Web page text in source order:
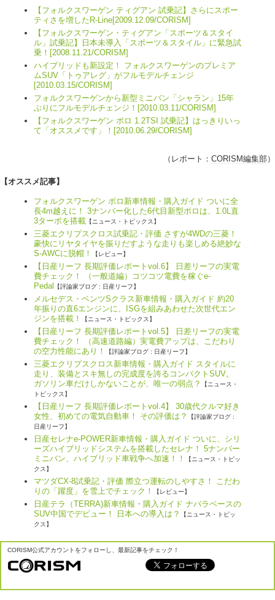
【フォルクスワーゲン ティグアン 試乗記】さらにスポー
ティさを増したR-Line[2009.12.09/CORISM]
【フォルクスワーゲン・ティグアン「スポーツ＆スタイ
ル」試乗記】日本未導入「スポーツ＆スタイル」に緊急試
乗！[2008.11.21/CORISM]
ハイブリッドも新設定！ フォルクスワーゲンのプレミア
ムSUV「トゥアレグ」がフルモデルチェンジ
[2010.03.15/CORISM]
フォルクスワーゲンから新型ミニバン「シャラン」15年
ぶりにフルモデルチェンジ！[2010.03.11/CORISM]
【フォルクスワーゲン ポロ 1.2TSI 試乗記】はっきりいっ
て「オススメです」！[2010.06.29/CORISM]
（レポート： CORISM編集部）
【オススメ記事】
フォルクスワーゲン ポロ新車情報・購入ガイド ついに全
長4m越えに！ 3ナンバー化した6代目新型ポロは、1.0L直
3ターボを搭載 【ニュース・トピックス】
三菱エクリプスクロス試乗記・評価 さすが4WDの三菱！
豪快にリヤタイヤを振りだすような走りも楽しめる絶妙な
S-AWCに脱帽！
【レビュー】
【日産リーフ 長期評価レポートvol.6】 日差リーフの実電
費チェック！ （一般道編）コツコツ電費を稼ぐe-
Pedal
【評論家ブログ : 日産リーフ】
メルセデス・ベンツSクラス新車情報・購入ガイド 約20
年振りの直6エンジンに、ISGを組みあわせた次世代エン
ジンを搭載！
【ニュース・トピックス】
【日産リーフ 長期評価レポートvol.5】 日差リーフの実電
費チェック！ （高速道路編）実電費アップは、こだわり
の空力性能にあり！
【評論家ブログ : 日産リーフ】
三菱エクリプスクロス新車情報・購入ガイド スタイルに
走り、装備とスキ無しの完成度を誇るコンパクトSUV。
ガソリン車だけしかないことが、唯一の弱点？
【ニュース・
トピックス】
【日産リーフ 長期評価レポートvol.4】 30歳代クルマ好き
女性、初めての電気自動車！ その評価は？
【評論家ブログ :
日産リーフ】
日産セレナe-POWER新車情報・購入ガイド ついに、シリ
ーズハイブリッドシステムを搭載したセレナ！ 5ナンバー
ミニバン、ハイブリッド車戦争へ加速！！
【ニュース・トピッ
クス】
マツダCX-8試乗記・評価 際立つ運転のしやすさ！ こだわ
りの「躍度」を雪上でチェック！
【レビュー】
日産テラ（TERRA)新車情報・購入ガイド ナバラベースの
SUV中国でデビュー！ 日本への導入は？
【ニュース・トピッ
クス】
CORISM公式アカウントをフォローし、最新記事をチェック！